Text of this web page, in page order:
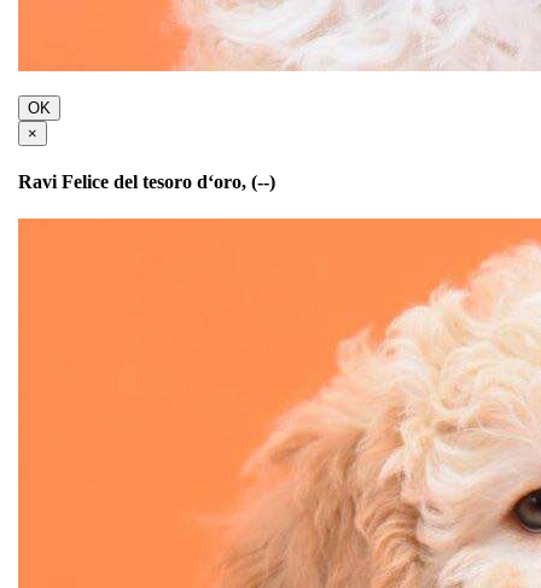
OK
×
Ravi Felice del tesoro d‘oro, (--)